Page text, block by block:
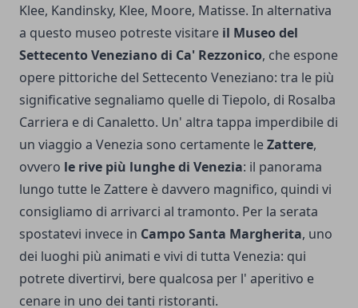
Klee, Kandinsky, Klee, Moore, Matisse. In alternativa
a questo museo potreste visitare il Museo del
Settecento Veneziano di Ca' Rezzonico, che espone
opere pittoriche del Settecento Veneziano: tra le più
significative segnaliamo quelle di Tiepolo, di Rosalba
Carriera e di Canaletto. Un' altra tappa imperdibile di
un viaggio a Venezia sono certamente leZattere,
ovvero le rive più lunghe di Venezia: il panorama
lungo tutte le Zattere è davvero magnifico, quindi vi
consigliamo di arrivarci al tramonto. Per la serata
spostatevi invece in Campo Santa Margherita, uno
dei luoghi più animati e vivi di tutta Venezia: qui
potrete divertirvi, bere qualcosa per l' aperitivo e
cenare in uno dei tanti ristoranti.